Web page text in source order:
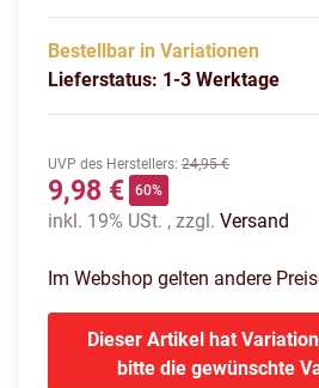
Bestellbar in Variationen
Lieferstatus: 1-3 Werktage
UVP des Herstellers: 24,95 €
9,98 € 60%
inkl. 19% USt. , zzgl. Versand
Im Webshop gelten andere
Dieser Artikel hat
bitte die gewünschte